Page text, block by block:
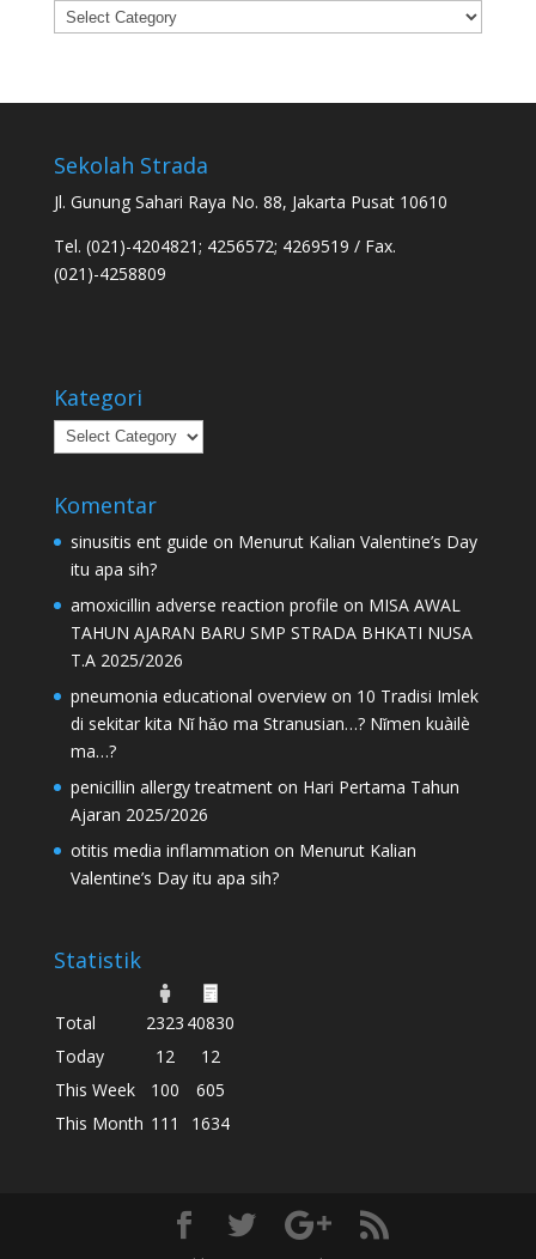
Categories
Sekolah Strada
Jl. Gunung Sahari Raya No. 88, Jakarta Pusat 10610
Tel. (021)-4204821; 4256572; 4269519 / Fax.
(021)-4258809
Kategori
Kategori
Komentar
sinusitis ent guide on Menurut Kalian Valentine’s Day
itu apa sih?
amoxicillin adverse reaction profile on MISA AWAL
TAHUN AJARAN BARU SMP STRADA BHKATI NUSA
T.A 2025/2026
pneumonia educational overviewon 10 Tradisi Imlek
di sekitar kita Nǐ hǎo ma Stranusian…? Nǐmen kuàilè
ma…?
penicillin allergy treatmenton Hari Pertama Tahun
Ajaran 2025/2026
otitis media inflammation on Menurut Kalian
Valentine’s Day itu apa sih?
Statistik
Total 2323 40830
Today
12
12
This Week
100
605
This Month 111 1634